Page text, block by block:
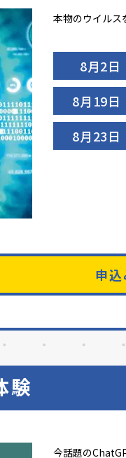
本物のウイルス
8月2日
8月19日
8月23日
申込
験
今話題の